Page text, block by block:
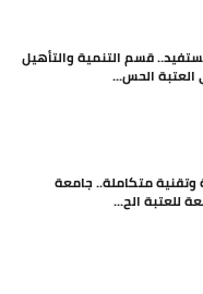
ألف مستفيد.. قسم التنمية والتأهيل
العتبة الحس...
وتقنية متكاملة.. جامعة
للعتبة الح...